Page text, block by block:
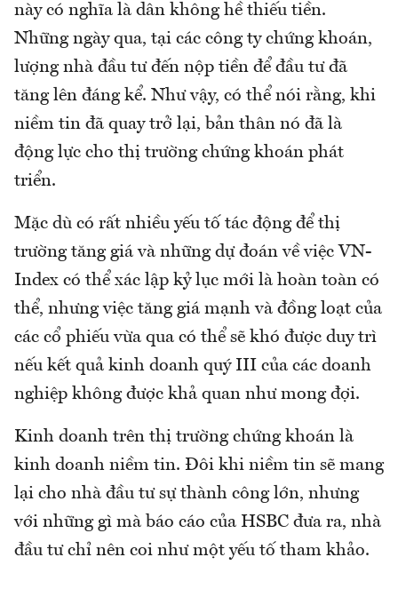
này có nghĩa là dân không hề thiếu tiền.
Những ngày qua, tại các công ty chứng khoán,
lượng nhà đầu tư đến nộp tiền để đầu tư đã
tăng lên đáng kể. Như vậy, có thể nói rằng, khi
niềm tin đã quay trở lại, bản thân nó đã là
động lực cho thị trường chứng khoán phát
triển.
Mặc dù có rất nhiều yếu tố tác động để thị
trường tăng giá và những dự đoán về việc VN-
Index có thể xác lập kỷ lục mới là hoàn toàn có
thể, nhưng việc tăng giá mạnh và đồng loạt của
các cổ phiếu vừa qua có thể sẽ khó được duy trì
nếu kết quả kinh doanh quý III của các doanh
nghiệp không được khả quan như mong đợi.
Kinh doanh trên thị trường chứng khoán là
kinh doanh niềm tin. Đôi khi niềm tin sẽ mang
lại cho nhà đầu tư sự thành công lớn, nhưng
với những gì mà báo cáo của HSBC đưa ra, nhà
đầu tư chỉ nên coi như một yếu tố tham khảo.